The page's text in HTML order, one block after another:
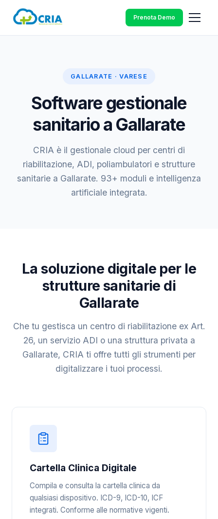
Prenota Demo
GALLARATE · VARESE
Software gestionale
sanitario a Gallarate
CRIA è il gestionale cloud per centri di
riabilitazione, ADI, poliambulatori e strutture
sanitarie a Gallarate. 93+ moduli e intelligenza
artificiale integrata.
La soluzione digitale per le
strutture sanitarie di
Gallarate
Che tu gestisca un centro di riabilitazione ex Art.
26, un servizio ADI o una struttura privata a
Gallarate, CRIA ti offre tutti gli strumenti per
digitalizzare i tuoi processi.
Cartella Clinica Digitale
Compila e consulta la cartella clinica da
qualsiasi dispositivo. ICD-9, ICD-10, ICF
integrati. Conforme alle normative vigenti.